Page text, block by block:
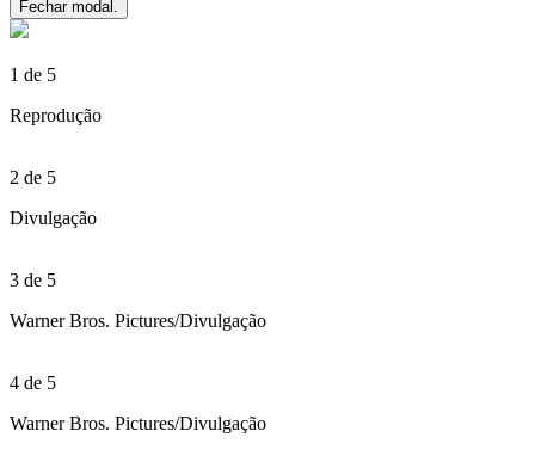
Fechar modal.
1 de 5
Reprodução
2 de 5
Divulgação
3 de 5
Warner Bros. Pictures/Divulgação
4 de 5
Warner Bros. Pictures/Divulgação